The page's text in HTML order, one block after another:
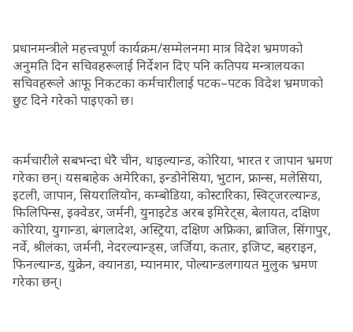
प्रधानमन्त्रीले महत्त्वपूर्ण कार्यक्रम/सम्मेलनमा मात्र विदेश भ्रमणको
अनुमति दिन सचिवहरूलाई निर्देशन दिए पनि कतिपय मन्त्रालयका
सचिवहरूले आफू निकटका कर्मचारीलाई पटक–पटक विदेश भ्रमणको
छुट दिने गरेको पाइएको छ।
कर्मचारीले सबभन्दा धेरै चीन, थाइल्यान्ड, कोरिया, भारत र जापान भ्रमण
गरेका छन्। यसबाहेक अमेरिका, इन्डोनेसिया, भुटान, फ्रान्स, मलेसिया,
इटली, जापान, सियरालियोन, कम्बोडिया, कोस्टारिका, स्विट्जरल्यान्ड,
फिलिपिन्स, इक्वेडर, जर्मनी, युनाइटेड अरब इमिरेट्स, बेलायत, दक्षिण
कोरिया, युगान्डा, बंगलादेश, अस्ट्रिया, दक्षिण अफ्रिका, ब्राजिल, सिंगापुर,
नर्वे, श्रीलंका, जर्मनी, नेदरल्यान्ड्स, जर्जिया, कतार, इजिप्ट, बहराइन,
फिनल्यान्ड, युक्रेन, क्यानडा, म्यानमार, पोल्यान्डलगायत मुलुक भ्रमण
गरेका छन्।